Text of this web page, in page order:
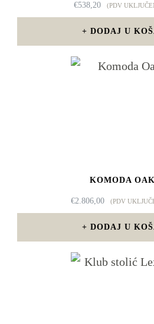
€538,20 (PDV
DODAJ U
KOMODA
€2.806,00 (PDV
DODAJ U